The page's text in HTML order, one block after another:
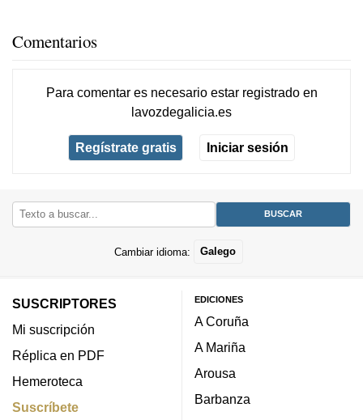
Comentarios
Para comentar es necesario estar registradoen
lavozdegalicia.es
Regístrate gratis Iniciar sesión
Cambiar idioma: Galego
SUSCRIPTORES
Mi suscripción
Réplica en PDF
Hemeroteca
Suscríbete
EDICIONES
A Coruña
A Mariña
Arousa
Barbanza